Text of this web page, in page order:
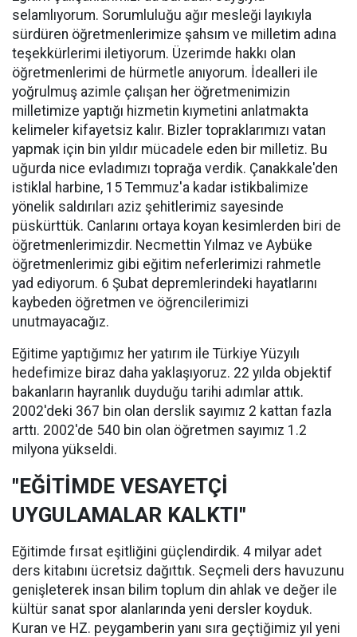
selamlıyorum. Sorumluluğu ağır mesleği layıkıyla
sürdüren öğretmenlerimize şahsım ve milletim adına
teşekkürlerimi iletiyorum. Üzerimde hakkı olan
öğretmenlerimi de hürmetle anıyorum. İdealleri ile
yoğrulmuş azimle çalışan her öğretmenimizin
milletimize yaptığı hizmetin kıymetini anlatmakta
kelimeler kifayetsiz kalır. Bizler topraklarımızı vatan
yapmak için bin yıldır mücadele eden bir milletiz. Bu
uğurda nice evladımızı toprağa verdik. Çanakkale'den
istiklal harbine, 15 Temmuz'a kadar istikbalimize
yönelik saldırıları aziz şehitlerimiz sayesinde
püskürttük. Canlarını ortaya koyan kesimlerden biri de
öğretmenlerimizdir. Necmettin Yılmaz ve Aybüke
öğretmenlerimiz gibi eğitim neferlerimizi rahmetle
yad ediyorum. 6 Şubat depremlerindeki hayatlarını
kaybeden öğretmen ve öğrencilerimizi
unutmayacağız.
Eğitime yaptığımız her yatırım ile Türkiye Yüzyılı
hedefimize biraz daha yaklaşıyoruz. 22 yılda objektif
bakanların hayranlık duyduğu tarihi adımlar attık.
2002'deki 367 bin olan derslik sayımız 2 kattan fazla
arttı. 2002'de 540 bin olan öğretmen sayımız 1.2
milyona yükseldi.
"EĞİTİMDE VESAYETÇİ
UYGULAMALAR KALKTI"
Eğitimde fırsat eşitliğini güçlendirdik. 4 milyar adet
ders kitabını ücretsiz dağıttık. Seçmeli ders havuzunu
genişleterek insan bilim toplum din ahlak ve değer ile
kültür sanat spor alanlarında yeni dersler koyduk.
Kuran ve HZ. peygamberin yanı sıra geçtiğimiz yıl yeni